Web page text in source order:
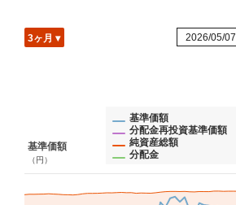
3ヶ月 ▾ 2026/05/07
基準価額
（円）
基準価額
分配金再投資基準価額
純資産総額
分配金